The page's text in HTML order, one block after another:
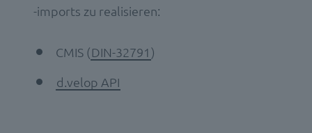
-imports zu realisieren:
CMIS (DIN-32791 )
d.velop API